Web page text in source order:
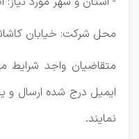
محل شرکت: خیابان
متقاضیان واجد شرایط
ایمیل درج شده ارسال
نمایند.